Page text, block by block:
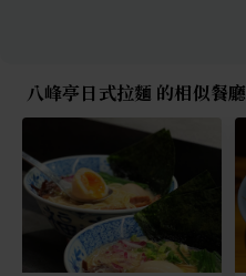
八峰亭日式拉麵 的相似餐廳